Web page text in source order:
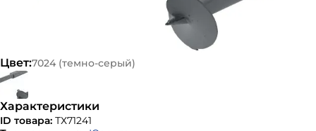
Цвет:7024 (темно-серый)
Характеристики
ID товара: ТХ71241